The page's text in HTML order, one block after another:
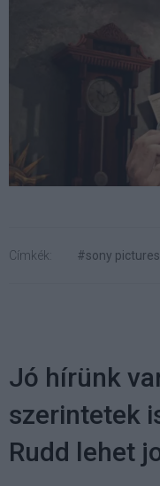
Címkék: #sony pictures
Jó hírünk
szerintetek
Rudd lehet